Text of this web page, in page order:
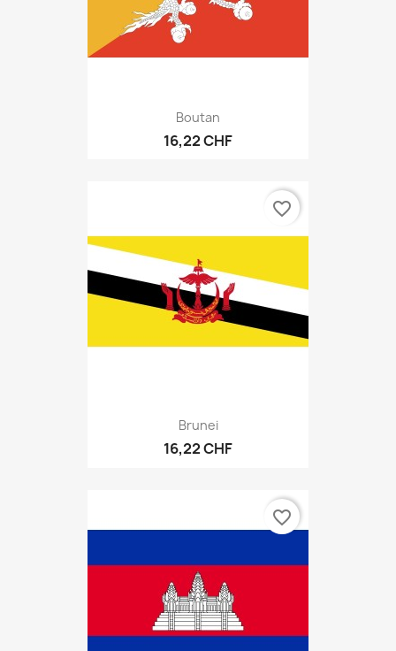
Boutan
16,22 CHF
Brunei
16,22 CHF
favorite_border
favorite_border